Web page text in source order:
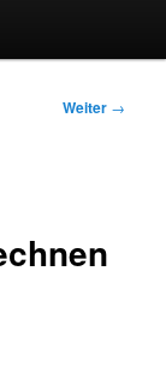
Beitrags-
Weiter →